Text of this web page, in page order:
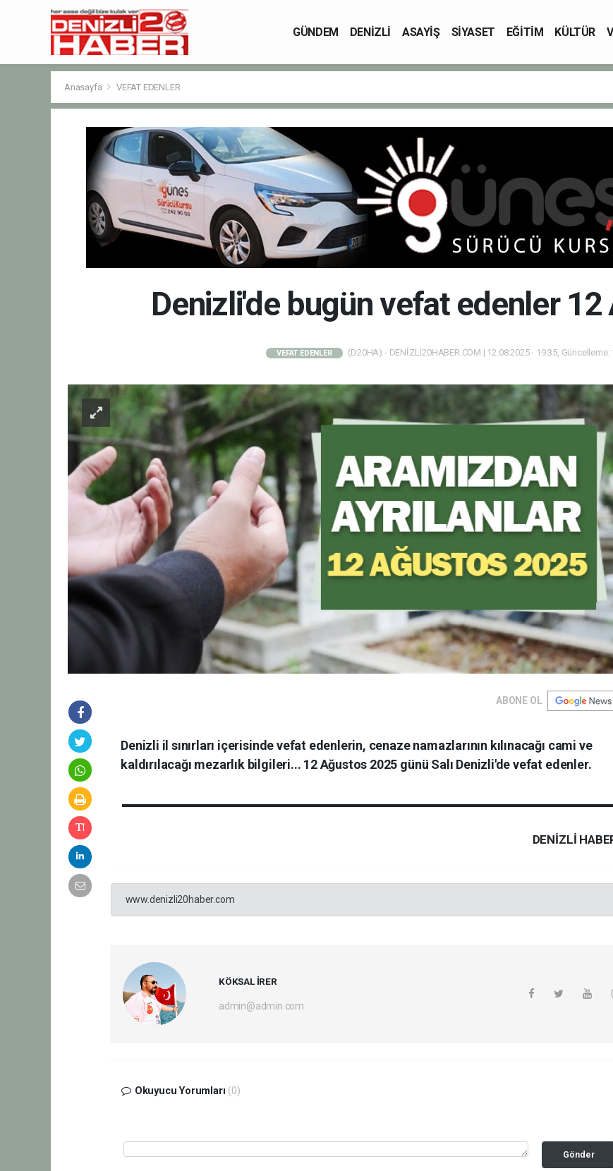
GÜNDEM DENİZLİ ASAYİŞ SİYASET EĞİTİM KÜLTÜR
Anasayfa VEFAT EDENLER
Denizli'de bugün vefat edenler
VEFAT EDENLER (D20HA) - DENİZLİ20HABER.COM | 12.08.2025 - 19:35, Güncelleme:
ABONE OL
Denizli il sınırları içerisinde vefat edenlerin, cenaze namazlarının kılınacağı cami ve
kaldırılacağı mezarlık bilgileri... 12 Ağustos 2025 günü Salı Denizli'de vefat edenler.
DENIZLI
www.denizli20haber.com
KÖKSAL İRER
admin@admin.com
Okuyucu Yorumları (0)
Gönder